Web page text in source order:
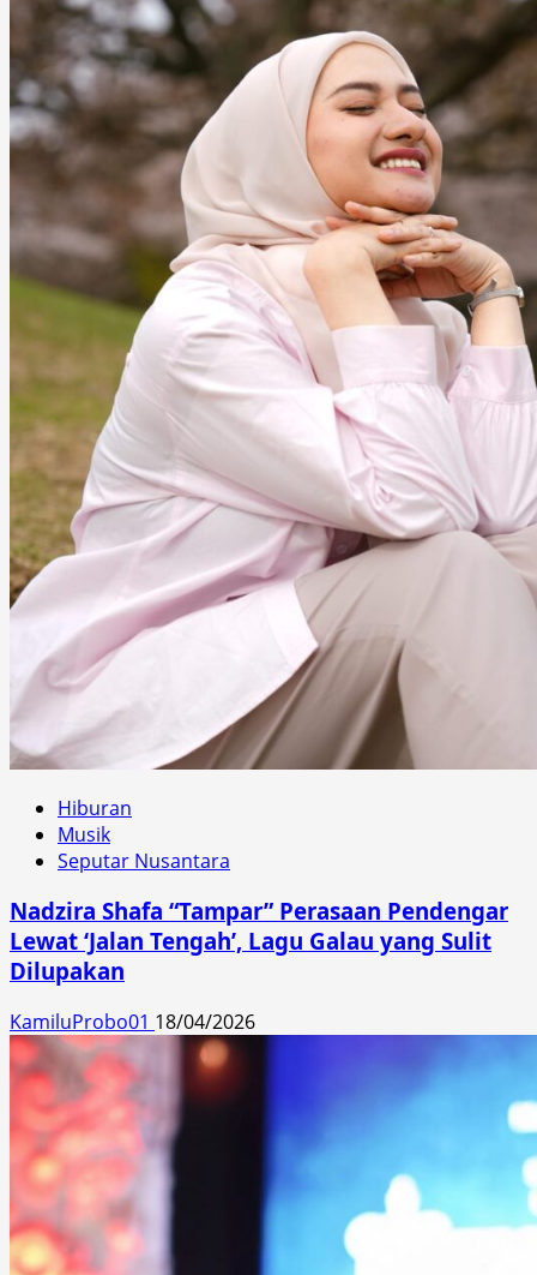
Hiburan
Musik
Seputar Nusantara
Nadzira Shafa “Tampar” Perasaan Pendengar
Lewat ‘Jalan Tengah’, Lagu Galau yang Sulit
Dilupakan
KamiluProbo01 18/04/2026